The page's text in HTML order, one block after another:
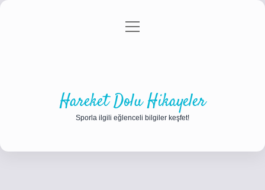
Gizlilik Politikası
menüyü
Hareket Dolu Hikayeler
Sporla ilgili eğlenceli bilgiler keşfet!